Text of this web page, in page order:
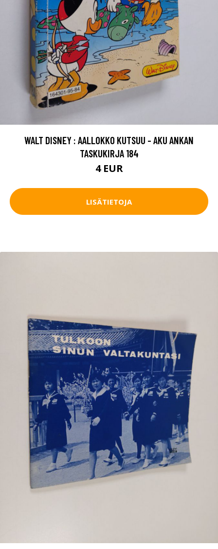
WALT DISNEY : AALLOKKO KUTSUU - AKU ANKAN
TASKUKIRJA 184
4 EUR
LISÄTIETOJA